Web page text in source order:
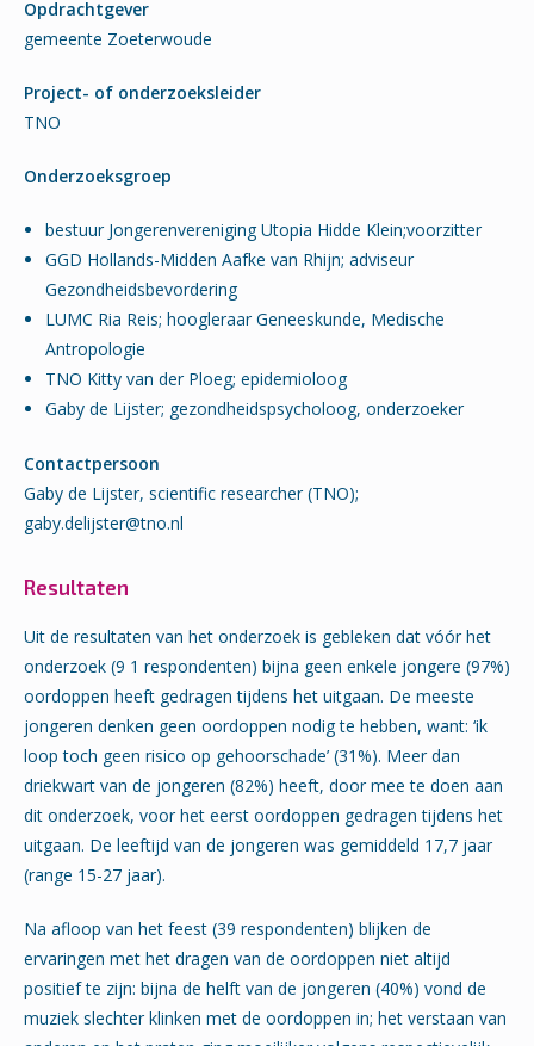
Opdrachtgever
gemeente Zoeterwoude
Project- of onderzoeksleider
TNO
Onderzoeksgroep
bestuur Jongerenvereniging Utopia Hidde Klein;voorzitter
GGD Hollands-Midden Aafke van Rhijn; adviseur
Gezondheidsbevordering
LUMC Ria Reis; hoogleraar Geneeskunde, Medische
Antropologie
TNO Kitty van der Ploeg; epidemioloog
Gaby de Lijster; gezondheidspsycholoog, onderzoeker
Contactpersoon
Gaby de Lijster, scientific researcher (TNO);
gaby.delijster@tno.nl
Resultaten
Uit de resultaten van het onderzoek is gebleken dat vóór het
onderzoek (9 1 respondenten) bijna geen enkele jongere (97%)
oordoppen heeft gedragen tijdens het uitgaan. De meeste
jongeren denken geen oordoppen nodig te hebben, want: ‘ik
loop toch geen risico op gehoorschade’ (31%). Meer dan
driekwart van de jongeren (82%) heeft, door mee te doen aan
dit onderzoek, voor het eerst oordoppen gedragen tijdens het
uitgaan. De leeftijd van de jongeren was gemiddeld 17,7 jaar
(range 15-27 jaar).
Na afloop van het feest (39 respondenten) blijken de
ervaringen met het dragen van de oordoppen niet altijd
positief te zijn: bijna de helft van de jongeren (40%) vond de
muziek slechter klinken met de oordoppen in; het verstaan van